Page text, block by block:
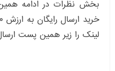
بخش نظرات در ادامه
لینک را زیر همین پست